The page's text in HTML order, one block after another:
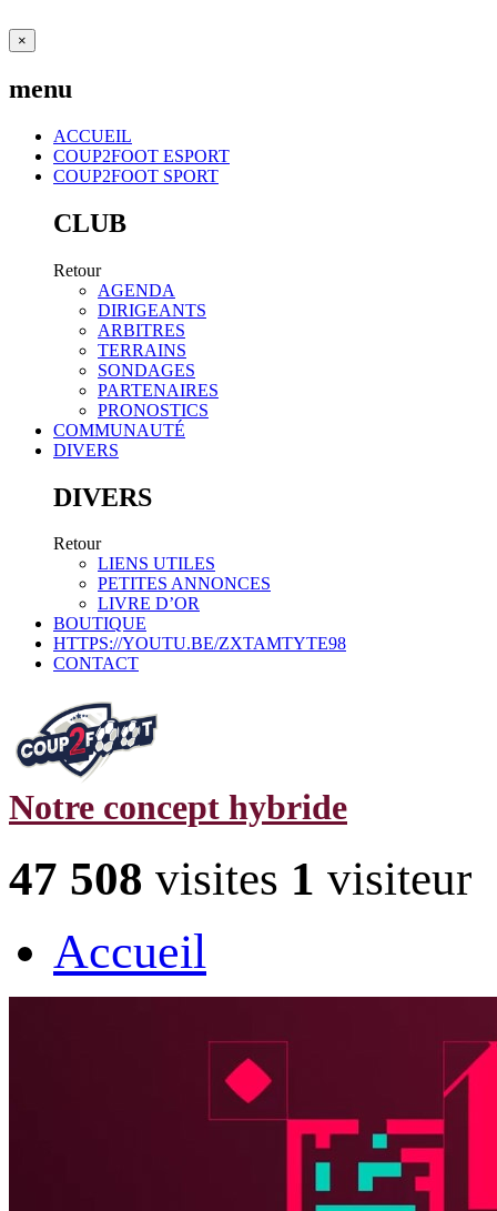
×
menu
ACCUEIL
COUP2FOOT ESPORT
COUP2FOOT SPORT
CLUB
Retour
AGENDA
DIRIGEANTS
ARBITRES
TERRAINS
SONDAGES
PARTENAIRES
PRONOSTICS
COMMUNAUTÉ
DIVERS
DIVERS
Retour
LIENS UTILES
PETITES ANNONCES
LIVRE D’OR
BOUTIQUE
HTTPS://YOUTU.BE/ZXTAMTYTE98
CONTACT
Notre concept hybride
47 508 visites 1 visiteur
Accueil